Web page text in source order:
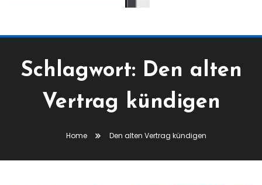
Schlagwort: Den alten
Vertrag kündigen
Home Den alten Vertrag kündigen